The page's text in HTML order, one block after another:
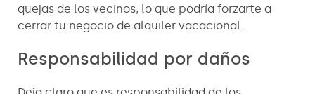
quejas de los vecinos, lo que podría forzarte a
cerrar tu negocio de alquiler vacacional.
Responsabilidad por daños